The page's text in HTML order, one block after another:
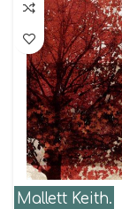
Mallett Keith.